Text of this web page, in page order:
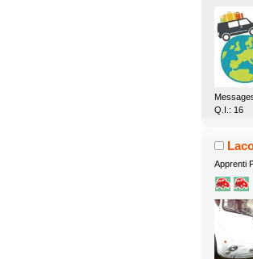
Q.I.: 16
Apprenti